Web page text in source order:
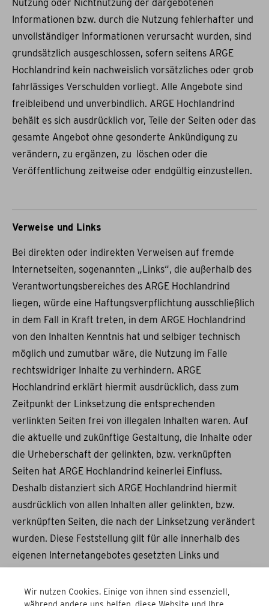
Wir nutzen Cookies. Einige von ihnen sind essenziell,
während andere uns helfen, diese Website und Ihre
Nutzung oder Nichtnutzung der dargebotenen
Informationen bzw. durch die Nutzung fehlerhafter und
unvollständiger Informationen verursacht wurden, sind
grundsätzlich ausgeschlossen, sofern seitens ARGE
Hochlandrind kein nachweislich vorsätzliches oder grob
fahrlässiges Verschulden vorliegt. Alle Angebote sind
freibleibend und unverbindlich. ARGE Hochlandrind
behält es sich ausdrücklich vor, Teile der Seiten oder das
gesamte Angebot ohne gesonderte Ankündigung zu
verändern, zu ergänzen, zu löschen oder die
Veröffentlichung zeitweise oder endgültig einzustellen.
Verweise und Links
Bei direkten oder indirekten Verweisen auf fremde
Internetseiten, sogenannten „Links“, die außerhalb des
Verantwortungsbereiches des ARGE Hochlandrind
liegen, würde eine Haftungsverpflichtung ausschließlich
in dem Fall in Kraft treten, in dem ARGE Hochlandrind
von den Inhalten Kenntnis hat und selbiger technisch
möglich und zumutbar wäre, die Nutzung im Falle
rechtswidriger Inhalte zu verhindern. ARGE
Hochlandrind erklärt hiermit ausdrücklich, dass zum
Zeitpunkt der Linksetzung die entsprechenden
verlinkten Seiten frei von illegalen Inhalten waren. Auf
die aktuelle und zukünftige Gestaltung, die Inhalte oder
die Urheberschaft der gelinkten, bzw. verknüpften
Seiten hat ARGE Hochlandrind keinerlei Einfluss.
Deshalb distanziert sich ARGE Hochlandrind hiermit
ausdrücklich von allen Inhalten aller gelinkten, bzw.
verknüpften Seiten, die nach der Linksetzung verändert
wurden. Diese Feststellung gilt für alle innerhalb des
eigenen Internetangebotes gesetzten Links und
Unternehmen eingerichteten Services wie